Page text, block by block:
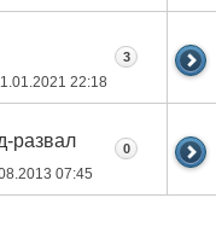
22:18
3
развал
07:45
0